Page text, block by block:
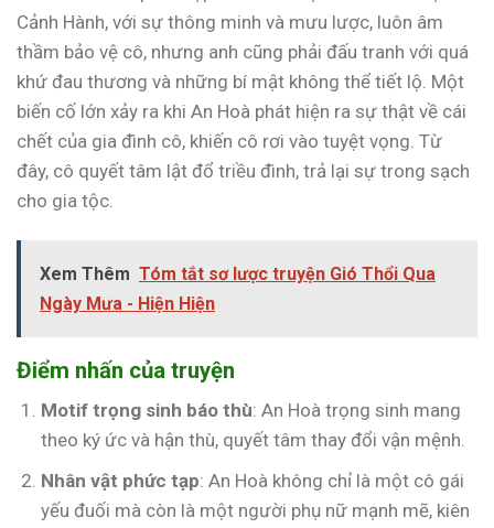
Cảnh Hành, với sự thông minh và mưu lược, luôn âm
thầm bảo vệ cô, nhưng anh cũng phải đấu tranh với quá
khứ đau thương và những bí mật không thể tiết lộ. Một
biến cố lớn xảy ra khi An Hoà phát hiện ra sự thật về cái
chết của gia đình cô, khiến cô rơi vào tuyệt vọng. Từ
đây, cô quyết tâm lật đổ triều đình, trả lại sự trong sạch
cho gia tộc.
Xem Thêm Tóm tắt sơ lược truyện Gió Thổi Qua
Ngày Mưa - Hiện Hiện
Điểm nhấn của truyện
Motif trọng sinh báo thù: An Hoà trọng sinh mang
theo ký ức và hận thù, quyết tâm thay đổi vận mệnh.
Nhân vật phức tạp: An Hoà không chỉ là một cô gái
yếu đuối mà còn là một người phụ nữ mạnh mẽ, kiên